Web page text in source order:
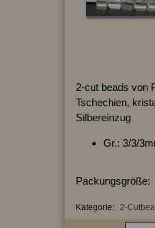
2-cut beads von
Tschechien,
Silbereinzug
Gr.: 3/3/
Packungsgröße:
Kategorie: 2-